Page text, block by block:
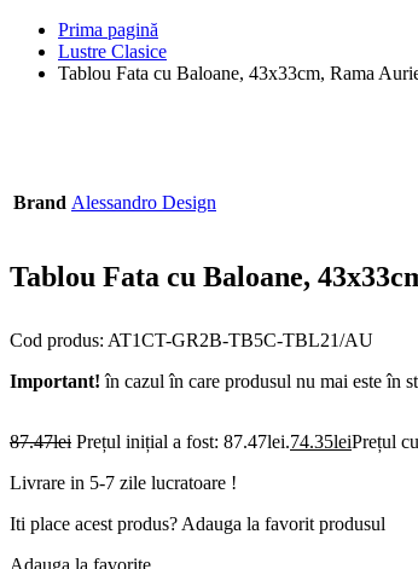
Prima pagină
Lustre Clasice
Tablou Fata cu Baloane, 43x33cm, Rama
Brand Alessandro Design
Tablou Fata cu Baloane,
Cod produs: AT1CT-GR2B-TB5C-TBL21/AU
Important! în cazul în care produsul nu mai este în
87.47lei Prețul inițial a fost: 87.47lei.74.35leiPrețul
Livrare in 5-7 zile lucratoare !
Iti place acest produs? Adauga la favorit produsul
Adauga la favorite